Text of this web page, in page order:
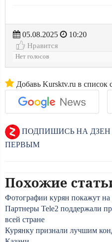
05.08.2025
10:20
Нравится
Нет голосов
Добавь Kursktv.ru в список
ПОДПИШИСЬ НА
ПЕРВЫМ
Похожие
Фотографии курян покажут на
Партнеры Tele2 поддержали
всей стране
Курянку признали лучшим